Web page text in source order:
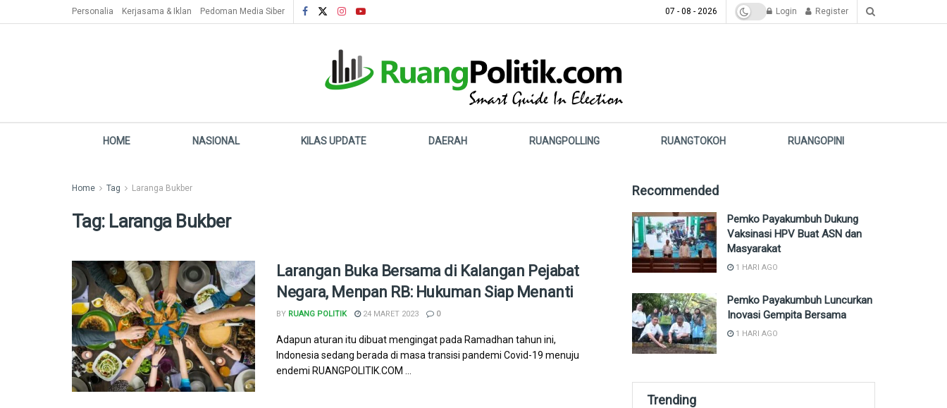
Personalia Kerjasama & Iklan Pedoman Media Siber 07 - 08 - 2026 Login Register
HOME NASIONAL KILAS UPDATE DAERAH RUANGPOLLING RUANGTOKOH RUANGOPINI
Home Tag Laranga Bukber
Tag: Laranga Bukber
Larangan Buka Bersama di Kalangan Pejabat
Negara, Menpan RB: Hukuman Siap Menanti
BY RUANG POLITIK 24 MARET 2023 0
Adapun aturan itu dibuat mengingat pada Ramadhan tahun ini,
Indonesia sedang berada di masa transisi pandemi Covid-19 menuju
endemi RUANGPOLITIK.COM ...
Recommended
Pemko Payakumbuh Dukung
Vaksinasi HPV Buat ASN dan
Masyarakat
1 HARI AGO
Pemko Payakumbuh Luncurkan
Inovasi Gempita Bersama
1 HARI AGO
Trending